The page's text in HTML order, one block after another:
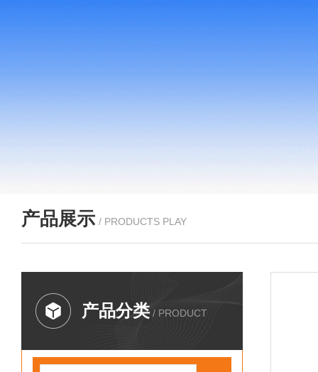
产品展示 / PRODUCTS PLAY
产品分类 / PRODUCT